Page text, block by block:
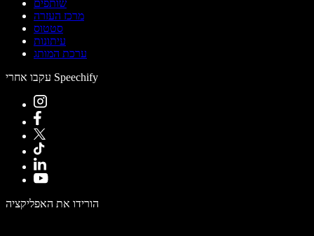
שותפים
מרכז העזרה
סטטוס
עיתונות
ערכת המותג
עקבו אחרי Speechify
הורידו את האפליקציה